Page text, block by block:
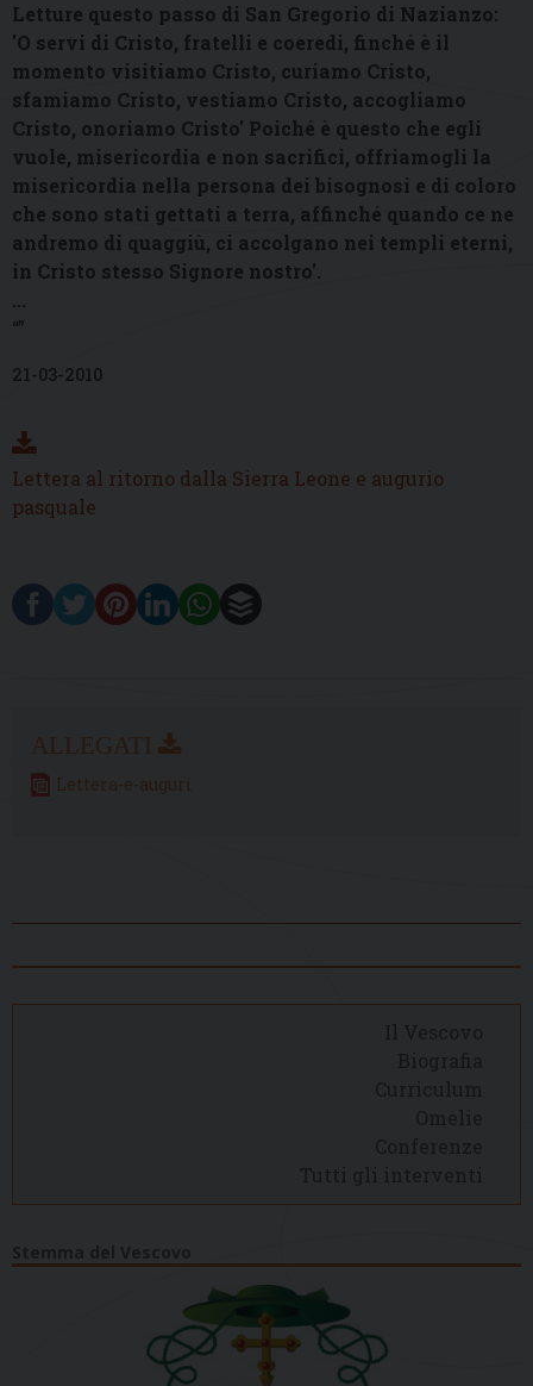
Letture questo passo di San Gregorio di Nazianzo:
'O servi di Cristo, fratelli e coeredi, finché è il
momento visitiamo Cristo, curiamo Cristo,
sfamiamo Cristo, vestiamo Cristo, accogliamo
Cristo, onoriamo Cristo' Poiché è questo che egli
vuole, misericordia e non sacrifici, offriamogli la
misericordia nella persona dei bisognosi e di coloro
che sono stati gettati a terra, affinché quando ce ne
andremo di quaggiù, ci accolgano nei templi eterni,
in Cristo stesso Signore nostro'.
“”
21-03-2010
Lettera al ritorno dalla Sierra Leone e augurio
pasquale
Lettera-e-auguri